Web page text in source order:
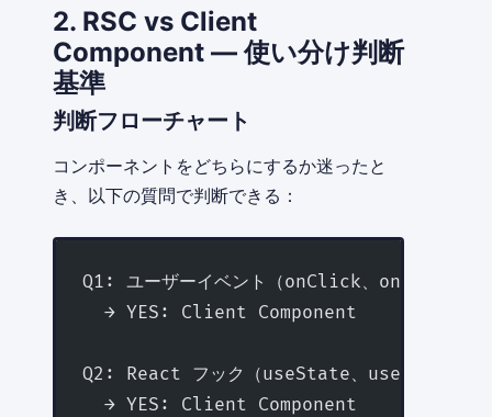
2. RSC vs Client
Component — 使い分け判断
基準
判断フローチャート
コンポーネントをどちらにするか迷ったと
き、以下の質問で判断できる：
Q1: ユーザーイベント（onClick、onChange等
  → YES: Client Component
Q2: React フック（useState、useEffect、
  → YES: Client Component